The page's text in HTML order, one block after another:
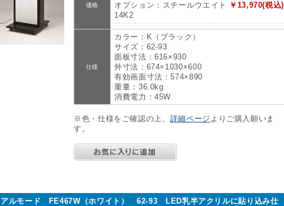
価格
￥13,970(税込)
オプション：スチールウエイト
14K2
仕様
カラー：K（ブラック）
サイズ：62-93
面板寸法：616×930
外寸法：674×1030×600
有効画面寸法：574×890
重量：36.0kg
消費電力：45W
※色・仕様をご確認の上、 詳細ページ よりご購入願いま
す。
アルモード FE467W（ホワイト） 62-93 LED乳半アクリルに貼り込み仕